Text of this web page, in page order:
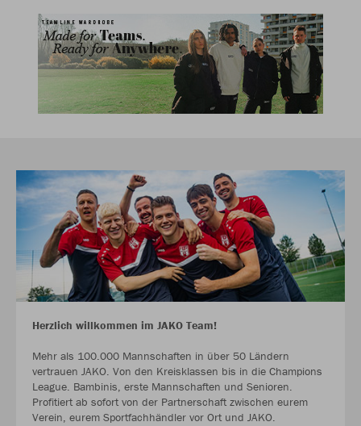
Herzlich willkommen im JAKO Team!
Mehr als 100.000 Mannschaften in über 50 Ländern
vertrauen JAKO. Von den Kreisklassen bis in die Champions
League. Bambinis, erste Mannschaften und Senioren.
Profitiert ab sofort von der Partnerschaft zwischen eurem
Verein, eurem Sportfachhändler vor Ort und JAKO.